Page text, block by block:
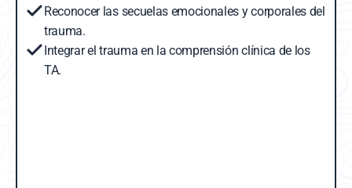
Reconocer las secuelas emocionales y corporales del
trauma.
Integrar el trauma en la comprensión clínica de los
TA.